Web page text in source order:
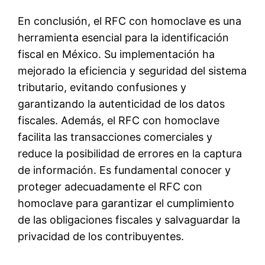
En conclusión, el RFC con homoclave es una
herramienta esencial para la identificación
fiscal en México. Su implementación ha
mejorado la eficiencia y seguridad del sistema
tributario, evitando confusiones y
garantizando la autenticidad de los datos
fiscales. Además, el RFC con homoclave
facilita las transacciones comerciales y
reduce la posibilidad de errores en la captura
de información. Es fundamental conocer y
proteger adecuadamente el RFC con
homoclave para garantizar el cumplimiento
de las obligaciones fiscales y salvaguardar la
privacidad de los contribuyentes.